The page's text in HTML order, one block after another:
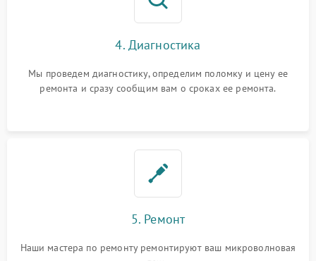
4. Диагностика
Мы проведем диагностику, определим поломку и цену ее
ремонта и сразу сообщим вам о сроках ее ремонта.
5. Ремонт
Наши мастера по ремонту ремонтируют ваш микроволновая